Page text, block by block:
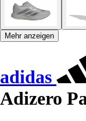
Mehr anzeigen
adidas
Adizero